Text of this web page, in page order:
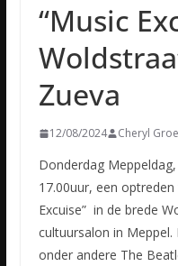
“Music
Zueva
12/08/2024 Cheryl
Donderdag
17.00uur, een optreden
Excuise” in de brede
cultuursalon in
onder andere The